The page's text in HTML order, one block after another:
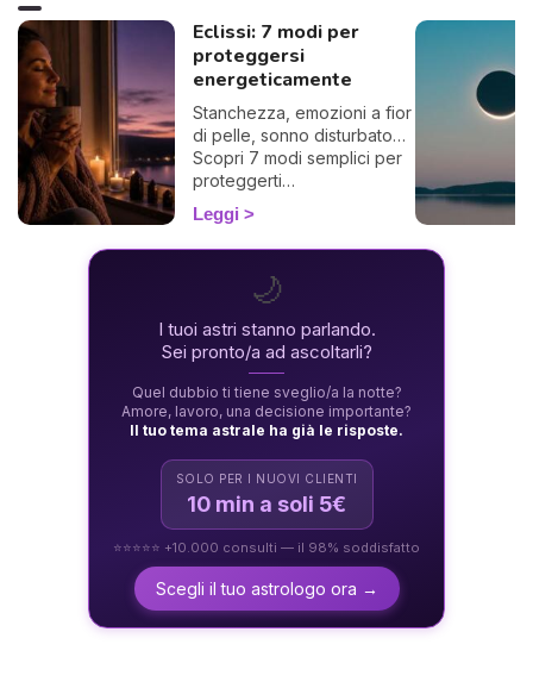
Eclissi: 7 modi per
proteggersi
energeticamente
Stanchezza, emozioni a fior
di pelle, sonno disturbato…
Scopri 7 modi semplici per
proteggerti
energeticamente durante
un'eclissi e viverla con
dolcezza. 🛡️🌒
Leggi
🌙
I tuoi astri stanno parlando.
Sei pronto/a ad ascoltarli?
Quel dubbio ti tiene sveglio/a la notte?
Amore, lavoro, una decisione importante?
Il tuo tema astrale ha già le risposte.
SOLO PER I NUOVI CLIENTI
10 min a soli 5€
⭐⭐⭐⭐⭐ +10.000 consulti — il 98% soddisfatto
Scegli il tuo astrologo ora →